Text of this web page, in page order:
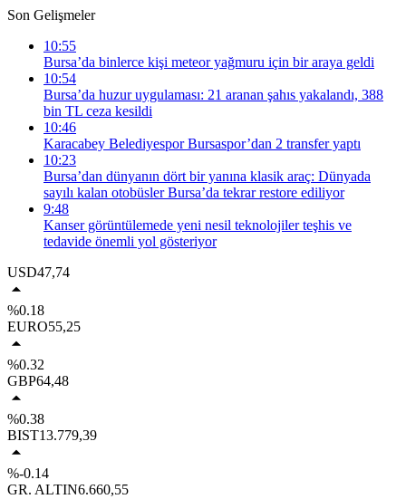
Son Gelişmeler
10:55
Bursa’da binlerce kişi meteor yağmuru için bir araya geldi
10:54
Bursa’da huzur uygulaması: 21 aranan şahıs yakalandı, 388
bin TL ceza kesildi
10:46
Karacabey Belediyespor Bursaspor’dan 2 transfer yaptı
10:23
Bursa’dan dünyanın dört bir yanına klasik araç: Dünyada
sayılı kalan otobüsler Bursa’da tekrar restore ediliyor
9:48
Kanser görüntülemede yeni nesil teknolojiler teşhis ve
tedavide önemli yol gösteriyor
USD47,74
%0.18
EURO55,25
%0.32
GBP64,48
%0.38
BIST13.779,39
%-0.14
GR. ALTIN6.660,55